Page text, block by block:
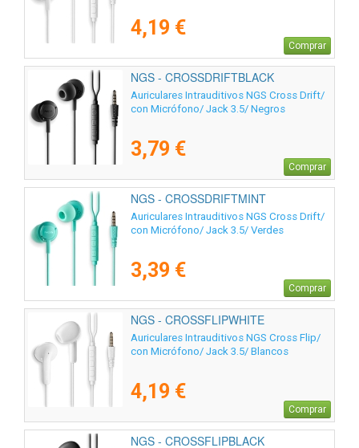
4,19 €
Comprar
NGS - CROSSDRIFTBLACK
Auriculares Intrauditivos NGS Cross Drift/
con Micrófono/ Jack 3.5/ Negros
3,79 €
Comprar
NGS - CROSSDRIFTMINT
Auriculares Intrauditivos NGS Cross Drift/
con Micrófono/ Jack 3.5/ Verdes
3,39 €
Comprar
NGS - CROSSFLIPWHITE
Auriculares Intrauditivos NGS Cross Flip/
con Micrófono/ Jack 3.5/ Blancos
4,19 €
Comprar
NGS - CROSSFLIPBLACK